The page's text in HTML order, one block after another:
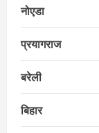
नोएडा
प्रयागराज
बरेली
बिहार